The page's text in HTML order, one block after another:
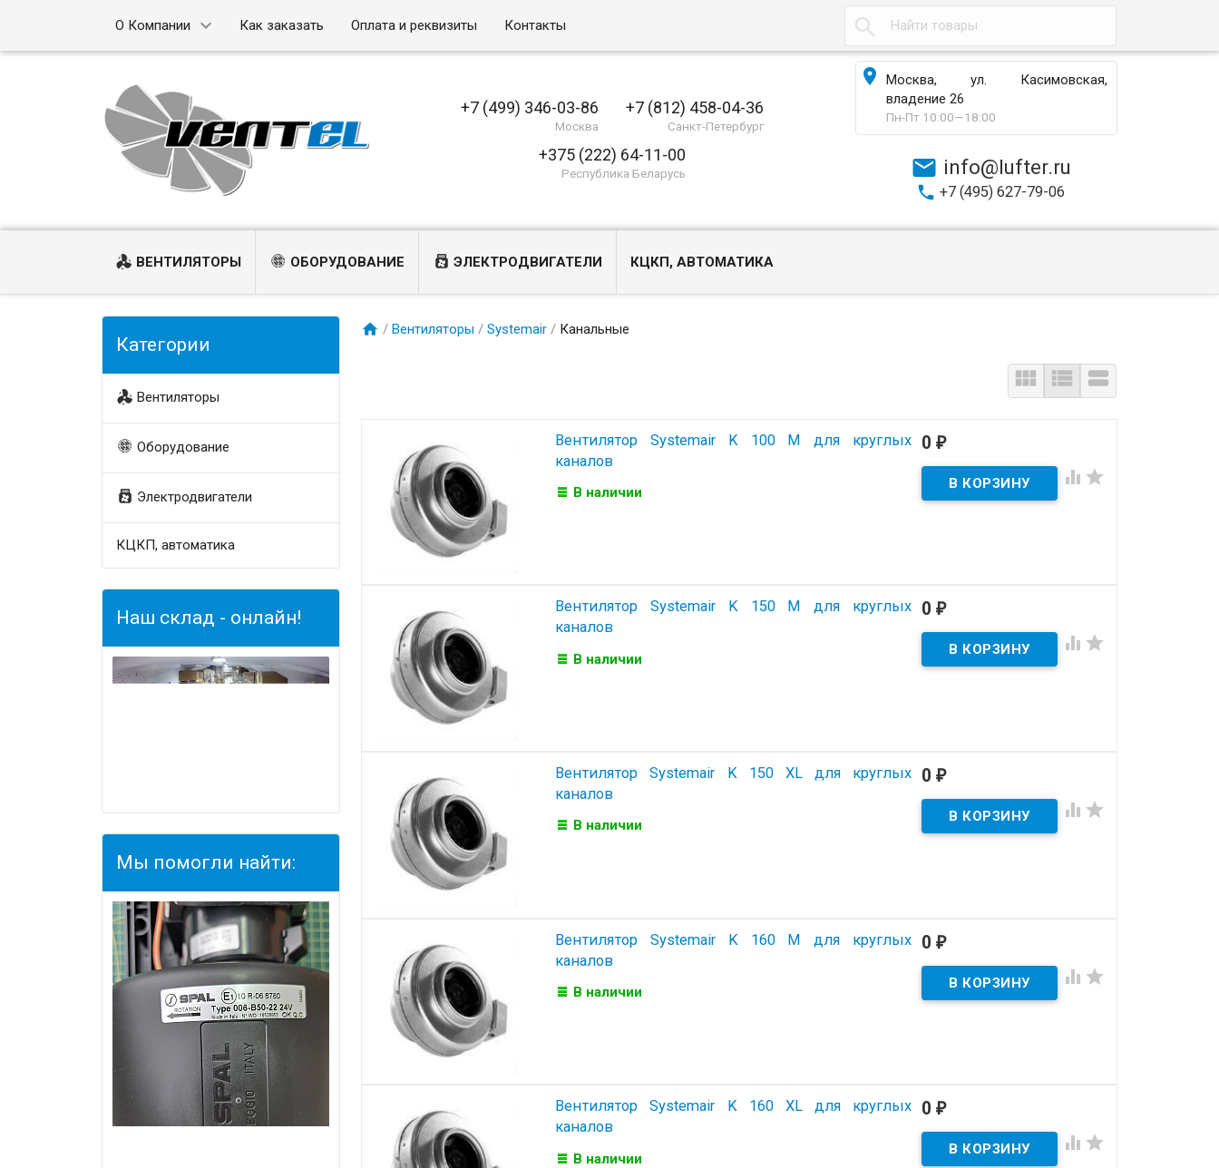
О Компании Как заказать Оплата и реквизиты Контакты
+7 (499) 346-03-86
Москва
+7 (812) 458-04-36
Санкт-Петербург
+375 (222) 64-11-00
Республика Беларусь

Москва, ул. Касимовская,
владение 26
Пн-Пт 10:00—18:00
info@lufter.ru
+7 (495) 627-79-06
ВЕНТИЛЯТОРЫ ОБОРУДОВАНИЕ ЭЛЕКТРОДВИГАТЕЛИ КЦКП, АВТОМАТИКА
Категории
Вентиляторы
Оборудование
Электродвигатели
КЦКП, автоматика
Наш склад - онлайн!
Мы помогли найти:
/ Вентиляторы / Systemair /Канальные
  
Вентилятор Systemair K 100 M для круглых
каналов
В наличии
0₽
 
Вентилятор Systemair K 150 M для круглых
каналов
В наличии
0₽
 
Вентилятор Systemair K 150 XL для круглых
каналов
В наличии
0₽
 
Вентилятор Systemair K 160 M для круглых
каналов
В наличии
0₽
 
Вентилятор Systemair K 160 XL для круглых
каналов
В наличии
0₽
 